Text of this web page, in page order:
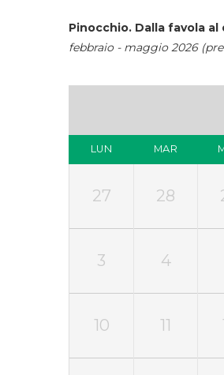
Pinocchio. Dalla favola al
febbraio - maggio 2026
LUN MAR
27 28
3 4
10 11